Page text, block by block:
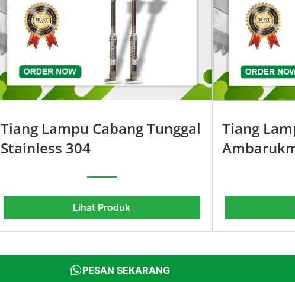
Tiang Lampu Cabang Tunggal
Stainless 304
Lihat Produk
Tiang
PESAN SEKARANG